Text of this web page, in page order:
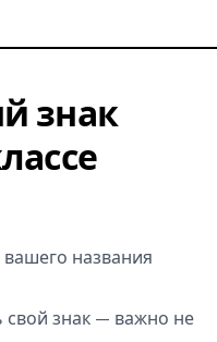
знак
вашего названия
свой знак — важно не